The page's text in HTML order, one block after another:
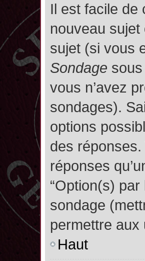
Il est facile de
nouveau sujet
sujet (si vous
Sondage
vous n’avez
sondages).
options
des
réponses
“Option(s) par
sondage
permettre aux
Haut